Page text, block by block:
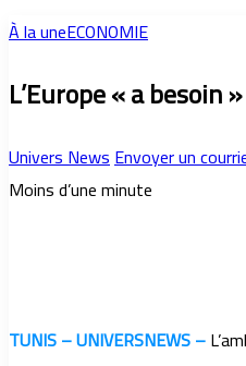
À la uneECONOMIE
L’Europe « a
Univers NewsEnvoyer un
Moins d’une minute
TUNIS – UNIVERSNEWS –